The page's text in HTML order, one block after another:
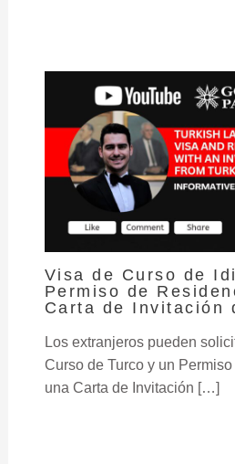
Visa de Curso de
Permiso de
Carta de Invitación
Los extranjeros pueden
Curso de Turco y un
una Carta de Invitación […]